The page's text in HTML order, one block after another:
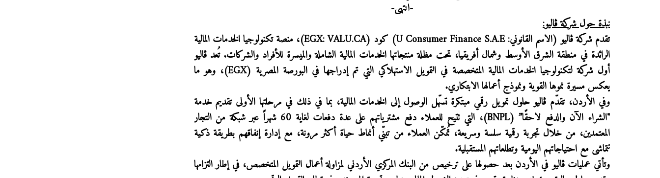
-انتهى-
نبذة حول شركة ڤاليو:
تقدم شركة ڤاليو (الاسم القانوني:U Consumer Finance S.A.E) كود (EGX: VALU.CA)، منصة تكنولوجيا الخدمات المالية
الرائدة في منطقة الشرق الأوسط وشمال أفريقيا، تحت مظلة منتجاتها الخدمات المالية الشاملة والميسرة للأفراد والشركات. تُعد ڤاليو
أول شركة لتكنولوجيا الخدمات المالية المتخصصة في التمويل الاستهلاكي التي تم إدراجها في البورصة المصرية (EGX)، وهو ما
يعكس مسيرة نموها القوية ونموذج أعمالها الابتكاري.
وفي الأردن، تقدّم ڤاليو حلول تمويل رقمي مبتكرة تسهّل الوصول إلى الخدمات المالية، بما في ذلك في مرحلتها الأولى تقديم خدمة
"الشراء الآن والدفع لاحقًا” (BNPL
)، التي تتيح للعملاء دفع مشترياتهم على عدة دفعات لغاية 60 شهراً عبر شبكة من التجار
المعتمدين، من خلال تجربة رقمية سلسة وسريعة، تُمكّن العملاء من تبنّي أنماط حياة أكثر مرونة، مع إدارة إنفاقهم بطريقة ذكية
تتماشى مع احتياجاتهم اليومية وتطلعاتهم المستقبلية.
وتأتي عمليات ڤاليو في الأردن بعد حصولها على ترخيص من البنك المركزي الأردني لمزاولة أعمال التمويل المتخصص، في إطار التزامها